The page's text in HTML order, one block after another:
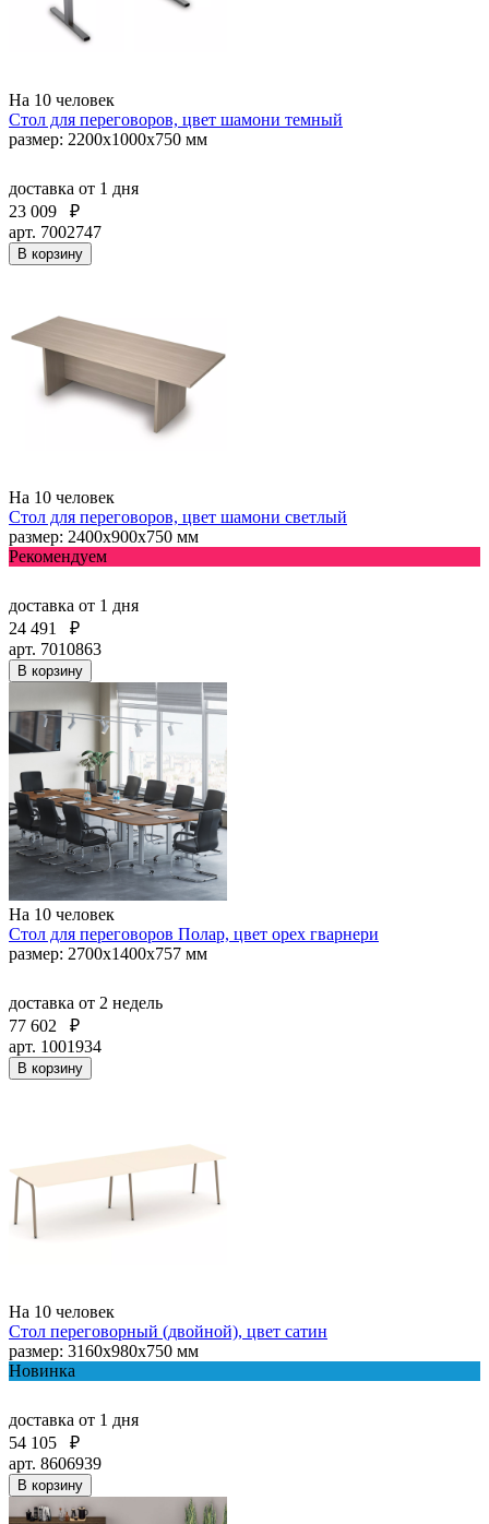
На 10 человек
Стол для переговоров, цвет шамони темный
размер: 2200х1000х750 мм
доставка от 1 дня
23 009
₽
арт. 7002747
В корзину
На 10 человек
Стол для переговоров, цвет шамони светлый
размер: 2400х900х750 мм
Рекомендуем
доставка от 1 дня
24 491
₽
арт. 7010863
В корзину
На 10 человек
Стол для переговоров Полар, цвет орех гварнери
размер: 2700х1400х757 мм
доставка от 2 недель
77 602
₽
арт. 1001934
В корзину
На 10 человек
Стол переговорный (двойной), цвет сатин
размер: 3160х980х750 мм
Новинка
доставка от 1 дня
54 105
₽
арт. 8606939
В корзину